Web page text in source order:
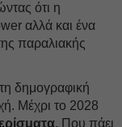
ότι η
αλλά και ένα
παραλιακής
δημογραφική
Μέχρι το 2028
Που πάει